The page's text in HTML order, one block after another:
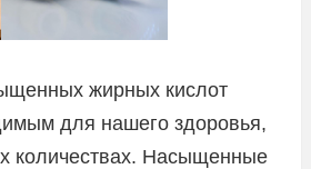
жирных кислот
для нашего здоровья,
количествах. Насыщенные